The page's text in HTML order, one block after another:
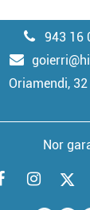
943 16
Oriamendi,
Nor